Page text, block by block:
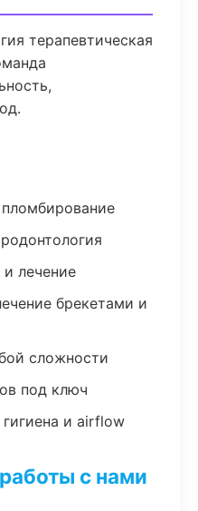
терапевтическая
лечение
брекетами и
сложности
под ключ
и airflow
с нами